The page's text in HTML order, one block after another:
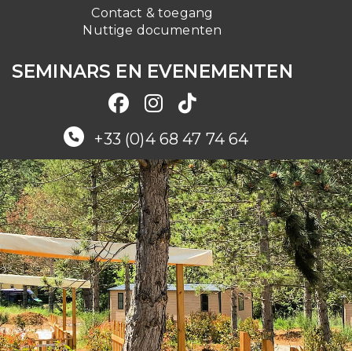
Contact & toegang
Nuttige documenten
SEMINARS EN EVENEMENTEN
+33 (0)4 68 47 74 64